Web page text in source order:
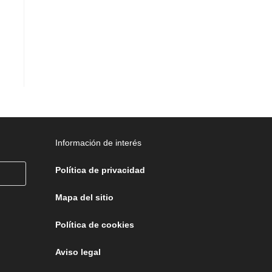
Información de interés
Política de privacidad
Mapa del sitio
Política de cookies
Aviso legal